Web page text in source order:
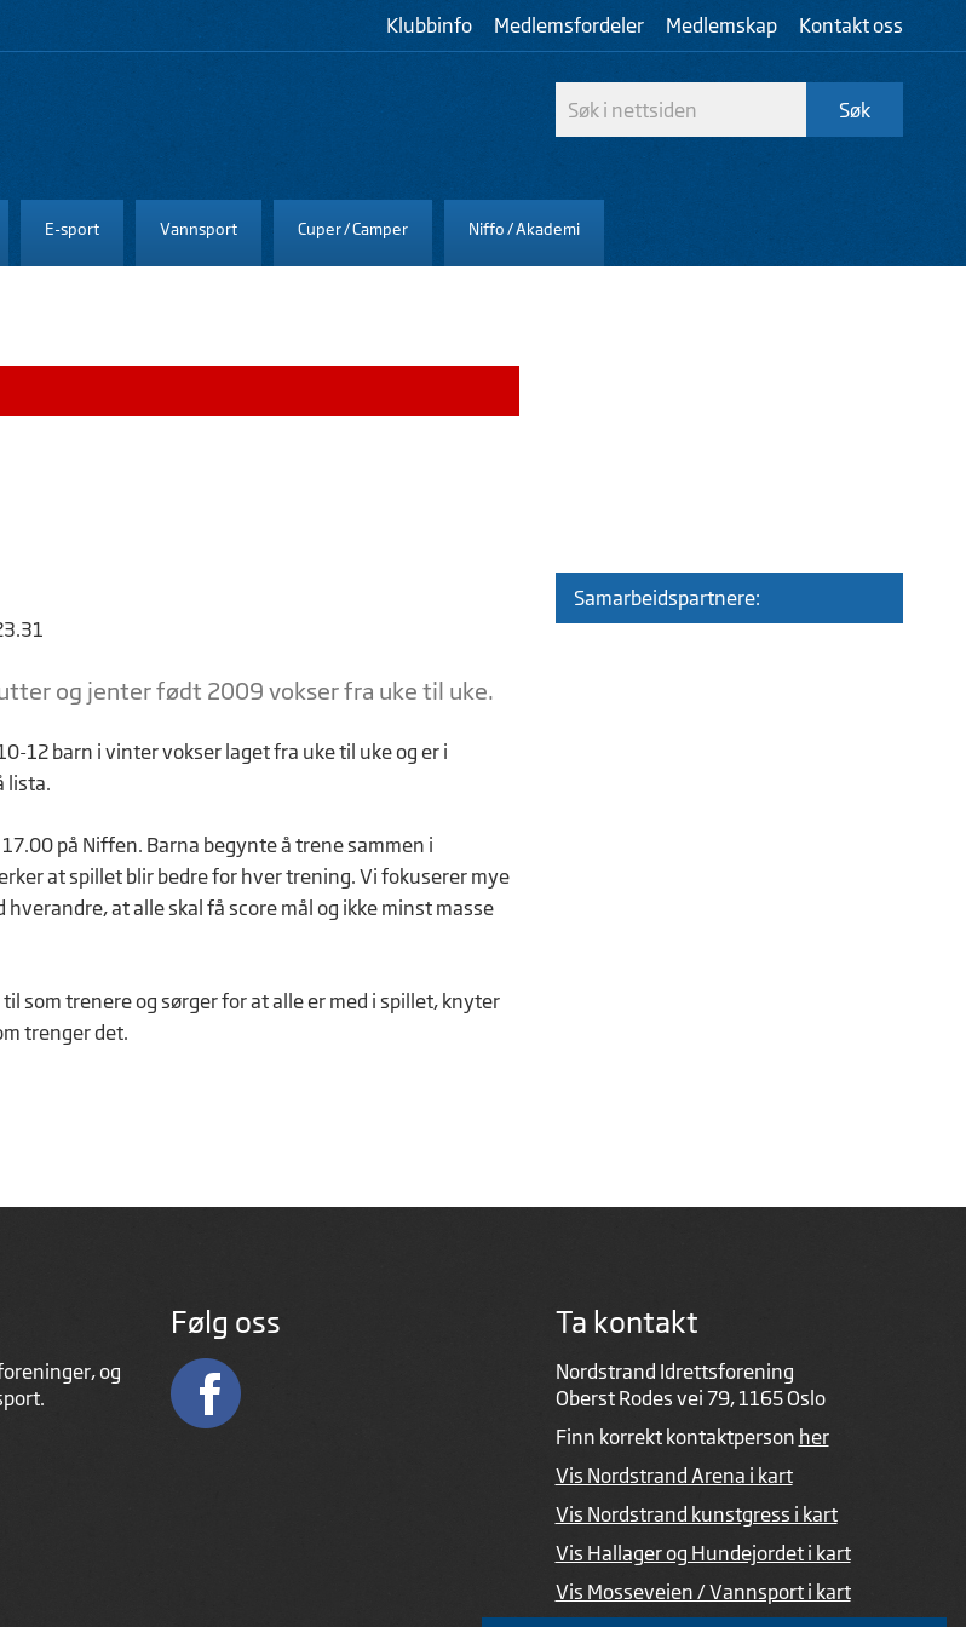
Klubbinfo Medlemsfordeler Medlemskap Kontakt oss
E-sport Vannsport Cuper / Camper Niffo / Akademi
og jenter født 2009 vokser fra uke til uke.
12 barn i vinter vokser laget fra uke til uke og er i
lista.
på Niffen. Barna begynte å trene sammen i
at spillet blir bedre for hver trening. Vi fokuserer mye
hverandre, at alle skal få score mål og ikke minst masse
som trenere og sørger for at alle er med i spillet, knyter
trenger det.
Samarbeidspartnere:
og
Følg oss Ta kontakt
Nordstrand Idrettsforening
Oberst Rodes vei 79, 1165 Oslo
Finn korrekt kontaktperson her
Vis Nordstrand Arena i kart
Vis Nordstrand kunstgress i kart
Vis Hallager og Hundejordet i kart
Vis Mosseveien / Vannsport i kart